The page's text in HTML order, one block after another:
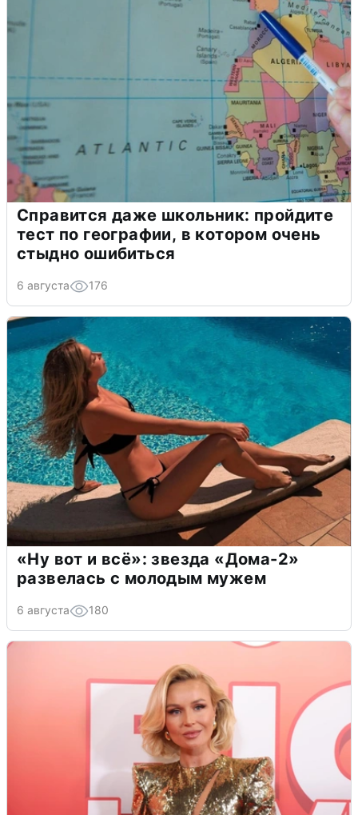
Справится даже школьник: пройдите
тест по географии, в котором очень
стыдно ошибиться
6 августа 176
«Ну вот и всё»: звезда «Дома-2»
развелась с молодым мужем
6 августа 180